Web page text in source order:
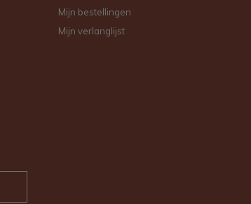
Mijn bestellingen
Mijn verlanglijst